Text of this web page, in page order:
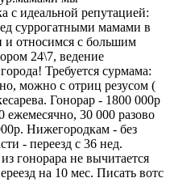
с идеальной репутацией:
суррогатными мамами в
и относимся с большим
24\7, ведение
Требуется сурмама:
можно с отриц резусом (
Гонорар - 1800 000р
ежемесячно, 30 000 разово
Нижегородкам - без
- переезд с 36 нед.
гонорара не вычитается
на 10 мес. Писать вотс